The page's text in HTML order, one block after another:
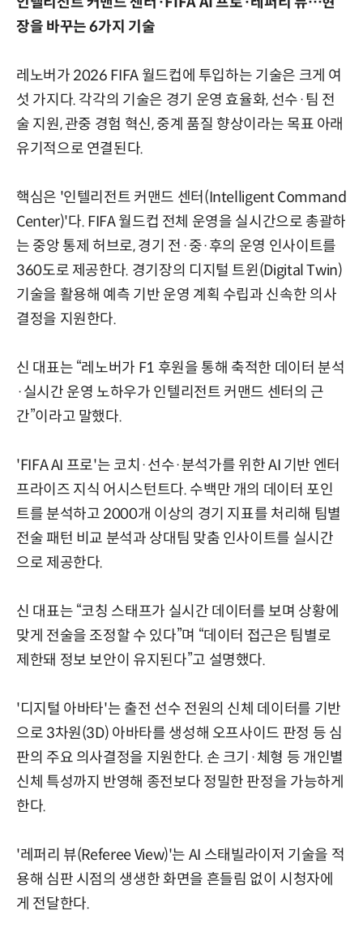
장을 바꾸는 6가지 기술
레노버가 2026 FIFA 월드컵에 투입하는 기술은 크게 여
섯 가지다. 각각의 기술은 경기 운영 효율화, 선수·팀 전
술 지원, 관중 경험 혁신, 중계 품질 향상이라는 목표 아래
유기적으로 연결된다.
핵심은 '인텔리전트 커맨드 센터(Intelligent Command
Center)'다. FIFA 월드컵 전체 운영을 실시간으로 총괄하
는 중앙 통제 허브로, 경기 전·중·후의 운영 인사이트를
360도로 제공한다. 경기장의 디지털 트윈(Digital Twin)
기술을 활용해 예측 기반 운영 계획 수립과 신속한 의사
결정을 지원한다.
신 대표는 “레노버가 F1 후원을 통해 축적한 데이터 분석
·실시간 운영 노하우가 인텔리전트 커맨드 센터의 근
간”이라고 말했다.
'FIFA AI 프로'는 코치·선수·분석가를 위한 AI 기반 엔터
프라이즈 지식 어시스턴트다. 수백만 개의 데이터 포인
트를 분석하고 2000개 이상의 경기 지표를 처리해 팀별
전술 패턴 비교 분석과 상대팀 맞춤 인사이트를 실시간
으로 제공한다.
신 대표는 “코칭 스태프가 실시간 데이터를 보며 상황에
맞게 전술을 조정할 수 있다”며 “데이터 접근은 팀별로
제한돼 정보 보안이 유지된다”고 설명했다.
'디지털 아바타'는 출전 선수 전원의 신체 데이터를 기반
으로 3차원(3D) 아바타를 생성해 오프사이드 판정 등 심
판의 주요 의사결정을 지원한다. 손 크기·체형 등 개인별
신체 특성까지 반영해 종전보다 정밀한 판정을 가능하게
한다.
'레퍼리 뷰(Referee View)'는 AI 스태빌라이저 기술을 적
용해 심판 시점의 생생한 화면을 흔들림 없이 시청자에
게 전달한다.